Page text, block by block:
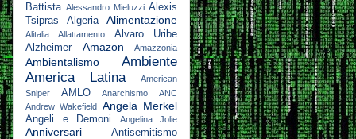
Battista Alessandro Mieluzzi Alexis
Tsipras
Algeria Alimentazione
Alitalia Allattamento
Alvaro Uribe
Alzheimer
Amazon Amazzonia
Ambientalismo
Ambiente
America Latina
American
Sniper
AMLO Anarchismo
ANC
Andrew Wakefield Angela Merkel
Angeli e Demoni Angelina Jolie
Anniversari Antisemitismo